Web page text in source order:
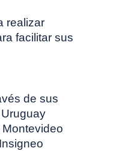
realizar
facilitar sus
de sus